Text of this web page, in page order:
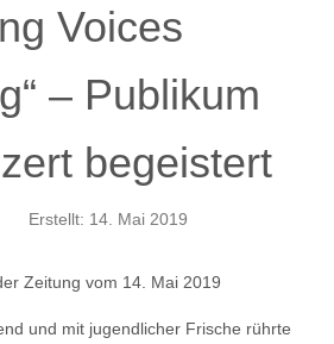
Voices
– Publikum
begeistert
Erstellt: 14. Mai 2019
Zeitung vom 14. Mai 2019
und mit jugendlicher Frische rührte